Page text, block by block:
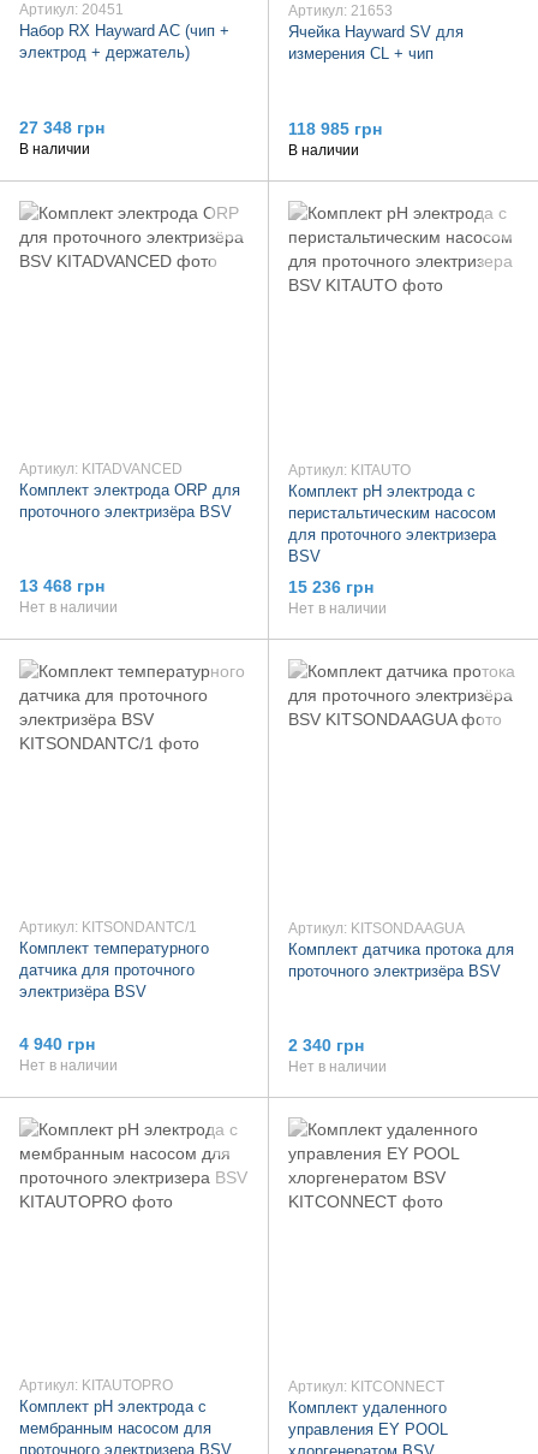
Артикул: 20451
Набор RX Hayward AC (чип +
электрод + держатель)
27 348 грн
В наличии
Артикул: 21653
Ячейка Hayward SV для
измерения CL + чип
118 985 грн
В наличии
Артикул: KITADVANCED
Комплект электрода ORP для
проточного электризёра BSV
13 468 грн
Нет в наличии
Артикул: KITAUTO
Комплект pH электрода с
перистальтическим насосом
для проточного электризера
BSV
15 236 грн
Нет в наличии
Артикул: KITSONDANTC/1
Комплект температурного
датчика для проточного
электризёра BSV
4 940 грн
Нет в наличии
Артикул: KITSONDAAGUA
Комплект датчика протока для
проточного электризёра BSV
2 340 грн
Нет в наличии
Артикул: KITAUTOPRO
Комплект pH электрода с
мембранным насосом для
проточного электризера BSV
Артикул: KITCONNECT
Комплект удаленного
управления EY POOL